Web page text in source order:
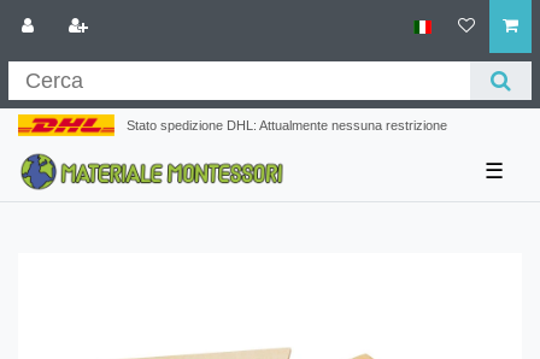
Stato spedizione DHL: Attualmente nessuna restrizione
☰